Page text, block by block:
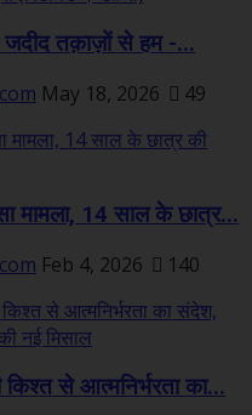
जदीद तक़ाज़ों से हम -...
May 18, 2026 49
मामला, 14 साल के छात्र...
Feb 4, 2026 140
से आत्मनिर्भरता का...